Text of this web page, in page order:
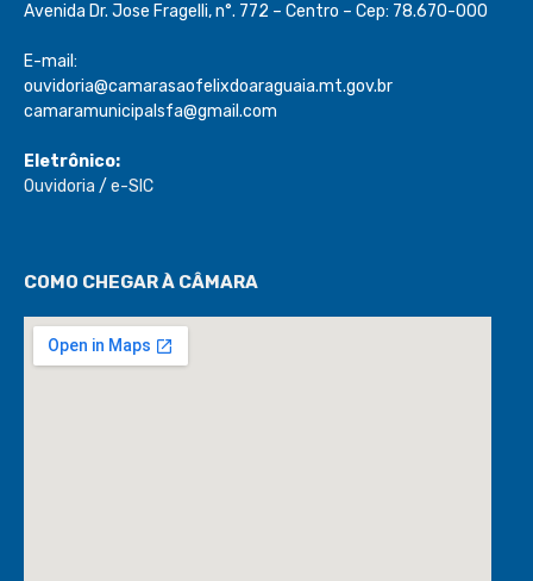
Avenida Dr. Jose Fragelli, n°. 772 – Centro – Cep: 78.670-000
E-mail:
ouvidoria@camarasaofelixdoaraguaia.mt.gov.br
camaramunicipalsfa@gmail.com
Eletrônico:
Ouvidoria / e-SIC
COMO CHEGAR À CÂMARA